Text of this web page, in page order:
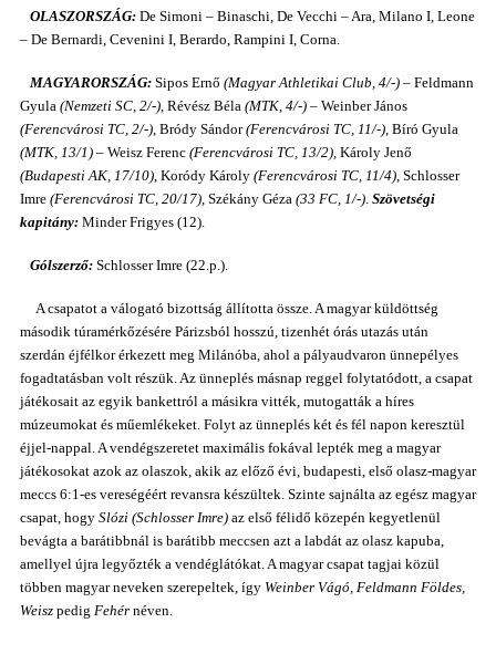
OLASZORSZÁG: De Simoni – Binaschi, De Vecchi – Ara, Milano I, Leone
– De Bernardi, Cevenini I, Berardo, Rampini I, Corna.
MAGYARORSZÁG: Sipos Ernő (Magyar Athletikai Club, 4/-) – Feldmann
Gyula (Nemzeti SC, 2/-), Révész Béla (MTK, 4/-) – Weinber János
(Ferencvárosi TC, 2/-), Bródy Sándor(Ferencvárosi TC, 11/-), Bíró Gyula
(MTK, 13/1) – Weisz Ferenc (Ferencvárosi TC, 13/2), Károly Jenő
(Budapesti AK, 17/10), Koródy Károly (Ferencvárosi TC, 11/4), Schlosser
Imre (Ferencvárosi TC, 20/17), Székány Géza (33 FC, 1/-). Szövetségi
kapitány: Minder Frigyes (12).
Gólszerző: Schlosser Imre (22.p.).
A csapatot a válogató bizottság állította össze. A magyar küldöttség
második túramérkőzésére Párizsból hosszú, tizenhét órás utazás után
szerdán éjfélkor érkezett meg Milánóba, ahol a pályaudvaron ünnepélyes
fogadtatásban volt részük. Az ünneplés másnap reggel folytatódott, a csapat
játékosait az egyik bankettról a másikra vitték, mutogatták a híres
múzeumokat és műemlékeket. Folyt az ünneplés két és fél napon keresztül
éjjel-nappal. A vendégszeretet maximális fokával lepték meg a magyar
játékosokat azok az olaszok, akik az előző évi, budapesti, első olasz-magyar
meccs 6:1-es vereségéért revansra készültek. Szinte sajnálta az egész magyar
csapat, hogy Slózi (Schlosser Imre) az első félidő közepén kegyetlenül
bevágta a barátibbnál is barátibb meccsen azt a labdát az olasz kapuba,
amellyel újra legyőzték a vendéglátókat. A magyar csapat tagjai közül
többen magyar neveken szerepeltek, így Weinber Vágó, Feldmann Földes,
Weisz pedig Fehér néven.